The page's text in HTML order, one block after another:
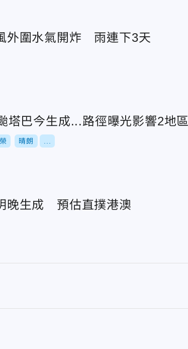
外圍水氣開炸 雨連下3天
巴今生成...路徑曝光影響2地
晴朗
晚生成 預估直撲港澳